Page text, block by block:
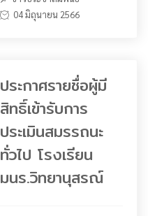
04 มิถุนายน 2566
ประกาศรายชื่อผู้มี
สิทธิ์เข้ารับการ
ประเมินสมรรถนะ
ทั่วไป โรงเรียน
มนร.วิทยานุสรณ์